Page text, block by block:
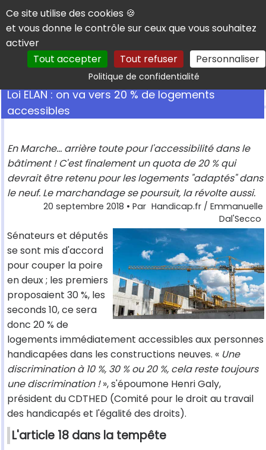
Panneau de gestion des cookies
Ce site utilise des cookies 🍪
et vous donne le contrôle sur ceux que vous souhaitez
activer
Tout accepter
Tout refuser Personnaliser
Politique de confidentialitéRechercher
Loi ELAN : on va vers 20 % de logements
accessibles
En Marche... arrière toute pour l'accessibilité dans le
bâtiment ! C'est finalement un quota de 20 % qui
devrait être retenu pour les logements "adaptés" dans
le neuf. Le marchandage se poursuit, la révolte aussi.
20 septembre 2018 • Par Handicap.fr / Emmanuelle
Dal'Secco
Sénateurs et députés
se sont mis d'accord
pour couper la poire
en deux ; les premiers
proposaient 30 %, les
seconds 10, ce sera
donc 20 % de
logements immédiatement accessibles aux personnes
handicapées dans les constructions neuves. « Une
discrimination à 10 %, 30 % ou 20 %, cela reste toujours
une discrimination !», s'époumone Henri Galy,
président du CDTHED (Comité pour le droit au travail
des handicapés et l'égalité des droits).
L'article 18 dans la tempête